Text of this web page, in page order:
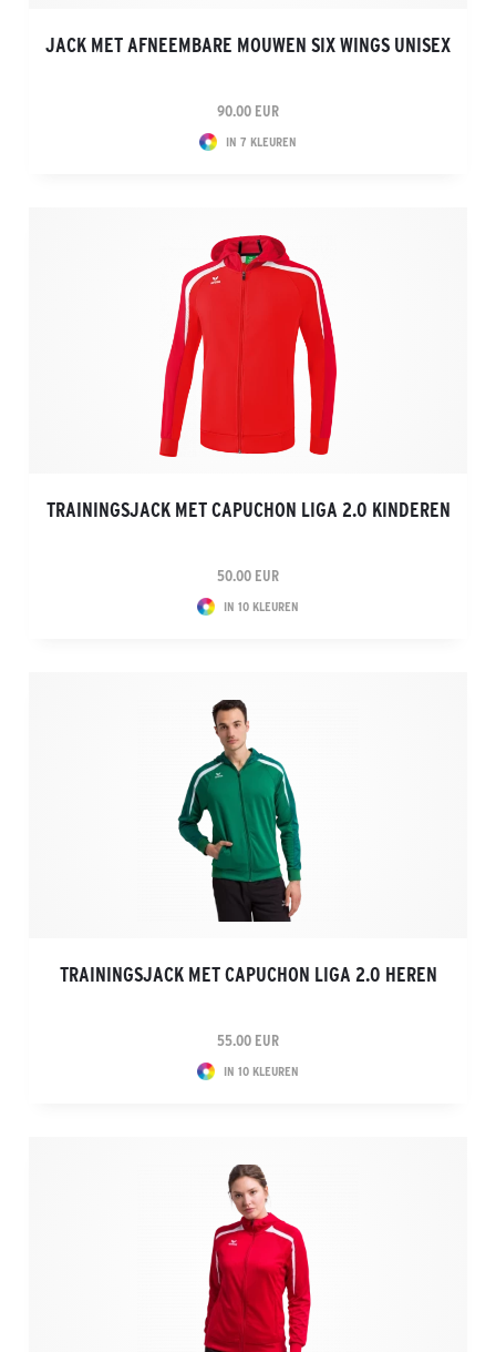
JACK MET AFNEEMBARE MOUWEN SIX WINGS UNISEX
90.00 EUR
IN 7 KLEUREN
TRAININGSJACK MET CAPUCHON LIGA 2.0 KINDEREN
50.00 EUR
IN 10 KLEUREN
TRAININGSJACK MET CAPUCHON LIGA 2.0 HEREN
55.00 EUR
IN 10 KLEUREN